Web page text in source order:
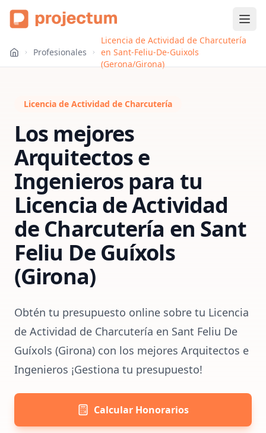
Profesionales
Licencia de Actividad de Charcutería
en Sant-Feliu-De-Guixols
(Gerona/Girona)
Licencia de Actividad de Charcutería
Los mejores
Arquitectos e
Ingenieros para tu
Licencia de Actividad
de Charcutería en Sant
Feliu De Guíxols
(Girona)
Obtén tu presupuesto online sobre tu Licencia
de Actividad de Charcutería en Sant Feliu De
Guíxols (Girona) con los mejores Arquitectos e
Ingenieros ¡Gestiona tu presupuesto!
Calcular Honorarios